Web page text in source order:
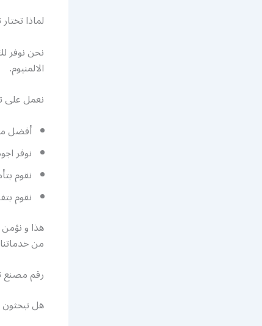
لماذا
نحن نوفر
الالمنيوم.
نعمل على
أفضل
نوفر
نقوم
نقوم
هذا و
من
رقم مصنع
هل